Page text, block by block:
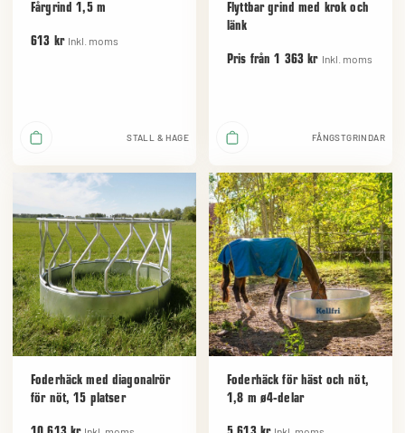
Fårgrind 1,5 m
613 kr Inkl. moms
STALL & HAGE
Flyttbar grind med krok och
länk
Pris från 1 363 kr Inkl. moms
FÅNGSTGRINDAR
Foderhäck med diagonalrör
för nöt, 15 platser
Foderhäck för häst och nöt,
1,8 m ø4-delar